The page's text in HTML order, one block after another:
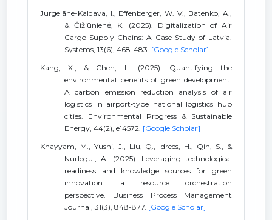
Jurgelāne-Kaldava, I., Effenberger, W. V., Batenko, A.,
& Čižiūnienė, K. (2025). Digitalization of Air
Cargo Supply Chains: A Case Study of Latvia.
Systems, 13(6), 468-483. [Google Scholar]
Kang, X., & Chen, L. (2025). Quantifying the
environmental benefits of green development:
A carbon emission reduction analysis of air
logistics in airport‐type national logistics hub
cities. Environmental Progress & Sustainable
Energy, 44(2), e14572. [Google Scholar]
Khayyam, M., Yushi, J., Liu, Q., Idrees, H., Qin, S., &
Nurlegul, A. (2025). Leveraging technological
readiness and knowledge sources for green
innovation: a resource orchestration
perspective. Business Process Management
Journal, 31(3), 848-877. [Google Scholar]